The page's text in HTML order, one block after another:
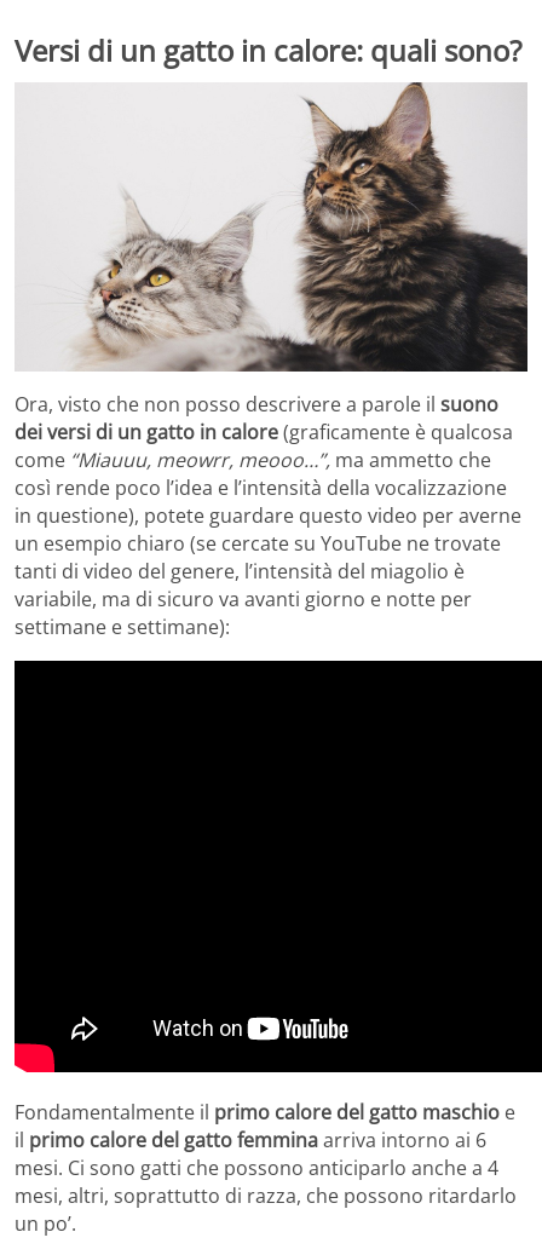
Versi di un gatto in calore: quali sono?
Ora, visto che non posso descrivere a parole il suono
dei versi di un gatto in calore(graficamente è qualcosa
come “Miauuu, meowrr, meooo…”, ma ammetto che
così rende poco l’idea e l’intensità della vocalizzazione
in questione), potete guardare questo video per averne
un esempio chiaro (se cercate su YouTube ne trovate
tanti di video del genere, l’intensità del miagolio è
variabile, ma di sicuro va avanti giorno e notte per
settimane e settimane):
Fondamentalmente il primo calore del gatto maschio e
il primo calore del gatto femminaarriva intorno ai 6
mesi. Ci sono gatti che possono anticiparlo anche a 4
mesi, altri, soprattutto di razza, che possono ritardarlo
un po’.